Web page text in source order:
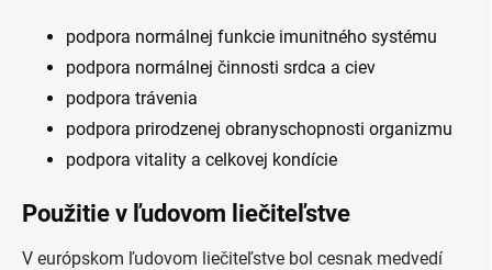
podpora normálnej funkcie imunitného systému
podpora normálnej činnosti srdca a ciev
podpora trávenia
podpora prirodzenej obranyschopnosti organizmu
podpora vitality a celkovej kondície
Použitie v ľudovom liečiteľstve
V európskom ľudovom liečiteľstve bol cesnak medvedí